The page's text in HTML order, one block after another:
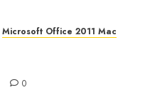
Microsoft Office 2011 Mac
0